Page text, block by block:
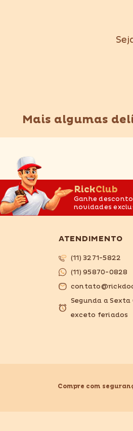
Mais algumas
RickClub
Ganhe
novidades
ATENDIMENTO
(11) 3271-5822
(11) 95870-0828
Segunda a Sexta
exceto feriados
Compre com